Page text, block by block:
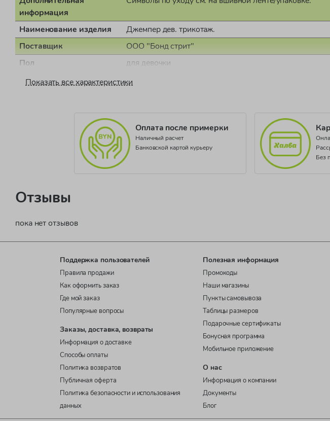
информация
Наименование изделия
Джемпер дев. трикотаж.
Поставщик
ООО "Бонд стрит"
Пол
для девочки
Страна производства
Тунис
LOVE NATURE JG
Показать все характеристики
Оплата после примерки
Наличный расчет
Банковской картой курьеру
Без
Отзывы
пока нет отзывов
Поддержка пользователей
Правила продажи
Как оформить заказ
Где мой заказ
Популярные вопросы
Заказы, доставка, возвраты
Информация о доставке
Способы оплаты
Политика возвратов
Публичная оферта
Политика безопасности и использования
данных
Полезная информация
Промокоды
Наши магазины
Пункты самовывоза
Таблицы размеров
Подарочные сертификаты
Бонусная программа
Мобильное приложение
О нас
Информация о компании
Документы
Блог